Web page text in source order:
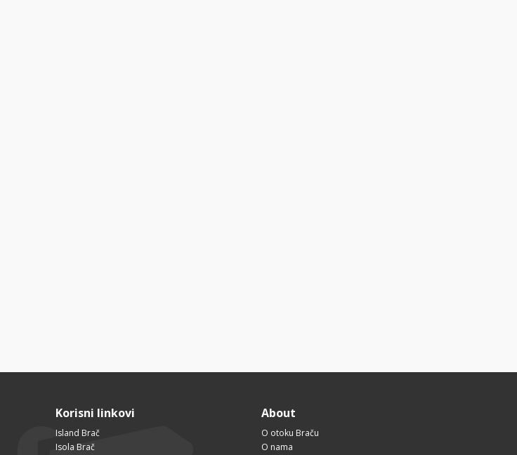
Korisni linkovi
Island Brač
Isola Brač
About
O otoku Braču
O nama